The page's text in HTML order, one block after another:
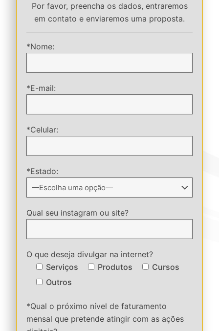
Por favor, preencha os dados, entraremos
em contato e enviaremos uma proposta.
*Nome:
*E-mail:
*Celular:
*Estado:
Qual seu instagram ou site?
O que deseja divulgar na internet?
Serviços
Produtos
Cursos
Outros
*Qual o próximo nível de faturamento
mensal que pretende atingir com as ações